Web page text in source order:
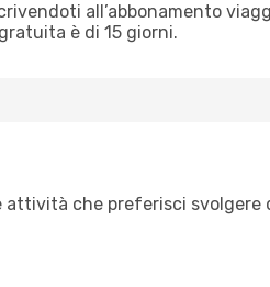
all’abbonamento
è di 15 giorni.
che preferisci